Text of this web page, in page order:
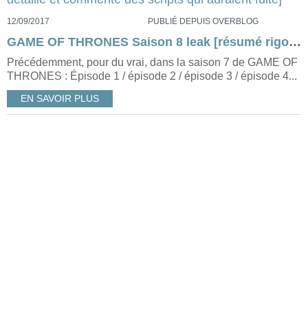
12/09/2017 PUBLIÉ DEPUIS OVERBLOG
GAME OF THRONES Saison 8 leak [résumé rigolo détaillé et commenté des scripts qui auraient fuité]
Précédemment, pour du vrai, dans la saison 7 de GAME OF
THRONES : Épisode 1 / épisode 2 / épisode 3 / épisode 4...
EN SAVOIR PLUS